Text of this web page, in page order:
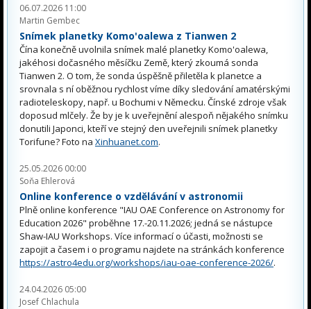
06.07.2026 11:00
Martin Gembec
Snímek planetky Komo'oalewa z Tianwen 2
Čína konečně uvolnila snímek malé planetky Komo'oalewa,
jakéhosi dočasného měsíčku Země, který zkoumá sonda
Tianwen 2. O tom, že sonda úspěšně přiletěla k planetce a
srovnala s ní oběžnou rychlost víme díky sledování amatérskými
radioteleskopy, např. u Bochumi v Německu. Čínské zdroje však
doposud mlčely. Že by je k uveřejnění alespoň nějakého snímku
donutili Japonci, kteří ve stejný den uveřejnili snímek planetky
Torifune? Foto na Xinhuanet.com.
25.05.2026 00:00
Soňa Ehlerová
Online konference o vzdělávání v astronomii
Plně online konference "IAU OAE Conference on Astronomy for
Education 2026" proběhne 17.-20.11.2026; jedná se nástupce
Shaw-IAU Workshops. Více informací o účasti, možnosti se
zapojit a časem i o programu najdete na stránkách konference
https://astro4edu.org/workshops/iau-oae-conference-2026/.
24.04.2026 05:00
Josef Chlachula